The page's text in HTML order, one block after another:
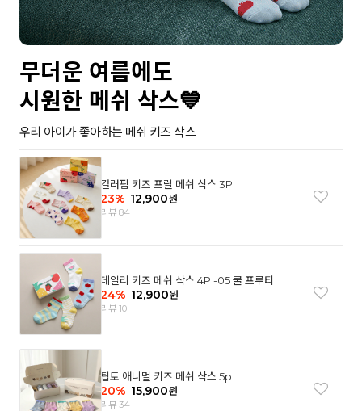
무더운 여름에도
시원한 메쉬 삭스💙
우리 아이가 좋아하는 메쉬 키즈 삭스
컬러팜 키즈 프릴 메쉬 삭스 3P
23% 12,900원
리뷰 84
데일리 키즈 메쉬 삭스 4P -05 쿨 프루티
24% 12,900원
리뷰 10
팁토 애니멀 키즈 메쉬 삭스 5p
20% 15,900원
리뷰 34